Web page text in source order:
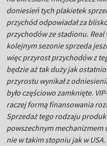
doniesień tych plakietek
przychód odpowiadał za
przychodów ze stadionu. Real
kolejnym sezonie sprzeda
więc przyrost przychodów z
będzie aż tak duży jak
przyrostu wynikał z
było częściowo zamknięte.
raczej formą finansowania
Sprzedaż tego rodzaju
powszechnym mechanizmem
nie w takim stopniu jak w